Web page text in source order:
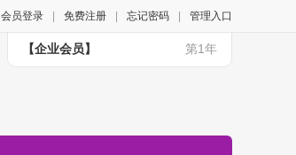
会员登录 免费注册 忘记密码 管理入口
【企业会员】 第1年